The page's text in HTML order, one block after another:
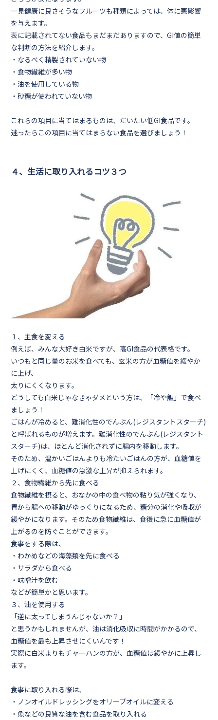
一見健康に良さそうなフルーツも種類によっては、体に悪影響
を与えます。
表に記載されてない食品もまだまだありますので、GI値の簡単
な判断の方法を紹介します。
・なるべく精製されていない物
・食物繊維が多い物
・油を使用している物
・砂糖が使われていない物
これらの項目に当てはまるものは、だいたい低GI食品です。
迷ったらこの項目に当てはまらない食品を選びましょう！
４、生活に取り入れるコツ３つ
１、主食を変える
例えば、みんな大好き白米ですが、高GI食品の代表格です。
いつもと同じ量のお米を食べても、玄米の方が血糖値を緩やか
に上げ、
太りにくくなります。
どうしても白米じゃなきゃダメという方は、
「冷や飯」 で食べ
ましょう！
ごはんが冷めると、難消化性のでんぷん(レジスタントスターチ)
と呼ばれるものが増えます。難消化性のでんぷん(レジスタント
スターチ)は、ほとんど消化されずに腸内を移動します。
そのため、温かいごはんよりも冷たいごはんの方が、 血糖値を
上げにくく、血糖値の急激な上昇が抑えられます。
２、食物繊維から先に食べる
食物繊維を摂ると、おなかの中の食べ物の粘り気が強くなり、
胃から腸への移動がゆっくりになるため、糖分の消化や吸収が
緩やかになります。 そのため食物繊維は、食後に急に血糖値が
上がるのを防ぐことができます。
食事をする際は、
・わかめなどの海藻類を先に食べる
・サラダから食べる
・味噌汁を飲む
などが簡単かと思います。
３、油を使用する
「逆に太ってしまうんじゃないか？」
と思うかもしれませんが、油は消化吸収に時間がかかるので、
血糖値を最も上昇させにくいんです！
実際に白米よりもチャーハンの方が、血糖値は緩やかに上昇し
ます。
食事に取り入れる際は、
・ノンオイルドレッシングをオリーブオイルに変える
・魚などの良質な油を含む食品を取り入れる